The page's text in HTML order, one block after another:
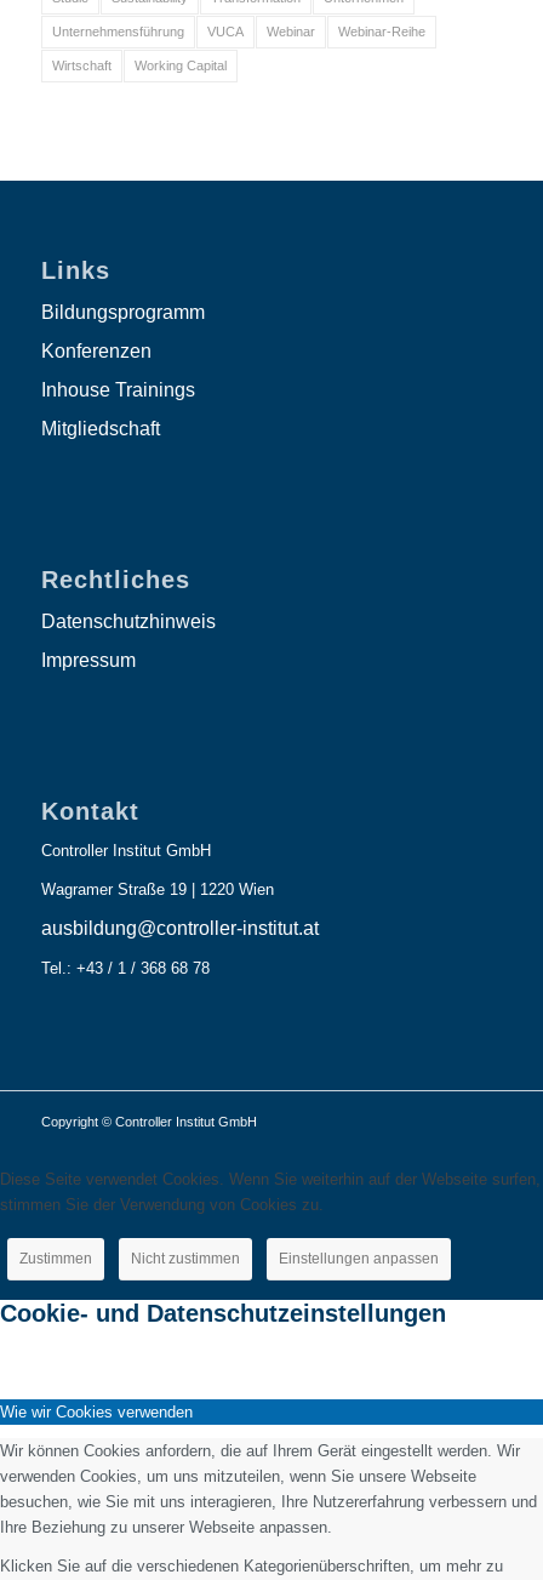
Unternehmensführung VUCA Webinar Webinar-Reihe
Wirtschaft Working Capital
Links
Bildungsprogramm
Konferenzen
Inhouse Trainings
Mitgliedschaft
Rechtliches
Datenschutzhinweis
Impressum
Kontakt
Controller Institut GmbH
Wagramer Straße 19 | 1220 Wien
ausbildung@controller-institut.at
Tel.: +43 / 1 / 368 68 78
Copyright © Controller Institut GmbH
Diese Seite verwendet Cookies. Wenn Sie weiterhin auf der Webseite surfen,
stimmen Sie der Verwendung von Cookies zu.
Zustimmen Nicht zustimmen Einstellungen anpassen
Cookie- und Datenschutzeinstellungen
Wie wir Cookies verwenden
Wir können Cookies anfordern, die auf Ihrem Gerät eingestellt werden. Wir
verwenden Cookies, um uns mitzuteilen, wenn Sie unsere Webseite
besuchen, wie Sie mit uns interagieren, Ihre Nutzererfahrung verbessern und
Ihre Beziehung zu unserer Webseite anpassen.
Klicken Sie auf die verschiedenen Kategorienüberschriften, um mehr zu